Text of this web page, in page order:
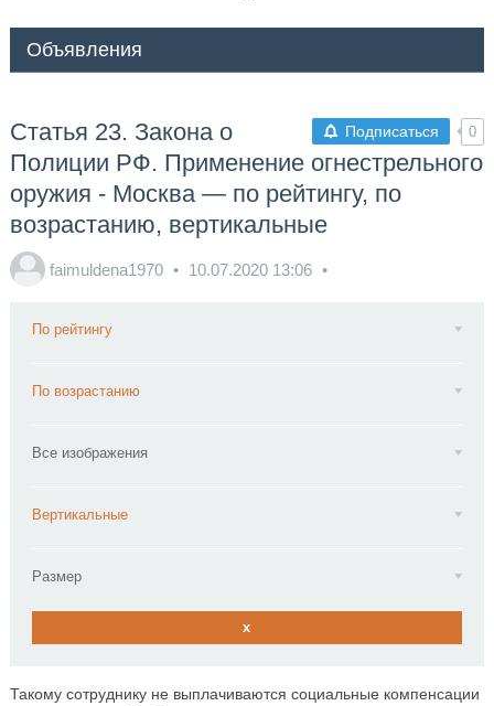
Объявления
Подписаться 0
Статья 23. Закона о
Полиции РФ. Применение огнестрельного
оружия - Москва — по рейтингу, по
возрастанию, вертикальные
faimuldena1970 10.07.2020 13:06
По рейтингу
По возрастанию
Все изображения
Вертикальные
Размер
x
Такому сотруднику не выплачиваются социальные компенсации